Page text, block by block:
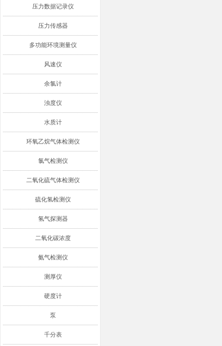
压力数据记录仪
压力传感器
多功能环境测量仪
风速仪
余氯计
浊度仪
水质计
环氧乙烷气体检测仪
氯气检测仪
二氧化硫气体检测仪
硫化氢检测仪
氢气探测器
二氧化碳浓度
氨气检测仪
测厚仪
硬度计
泵
千分表